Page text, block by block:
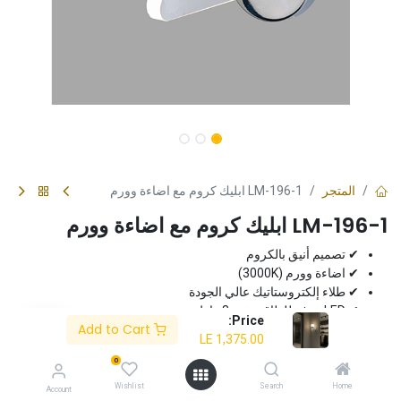
Price:
1,375.00
Home
Search
0
Wishlist
Account
المتجر LM-196-1 ابليك كروم مع اضاءة وورم
LM-196-1 ابليك كروم مع اضاءة وورم
✔ تصميم أنيق بالكروم
✔ اضاءة وورم (3000K)
✔ طلاء إلكتروستاتيك عالي الجودة
✔ LED موفر للطاقة بقوة 8 واط
✔ ضمان لمدة 3 سنوات
1,375.00